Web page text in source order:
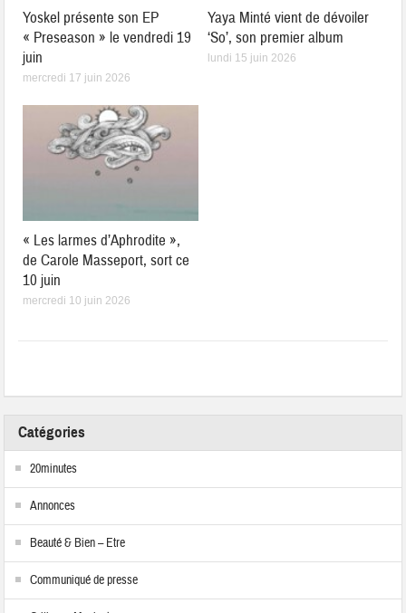
Yoskel présente son EP
« Preseason » le vendredi 19
juin
mercredi 17 juin 2026
Yaya Minté vient de dévoiler
‘So’, son premier album
lundi 15 juin 2026
« Les larmes d’Aphrodite »,
de Carole Masseport, sort ce
10 juin
mercredi 10 juin 2026
Catégories
20minutes
Annonces
Beauté & Bien – Etre
Communiqué de presse